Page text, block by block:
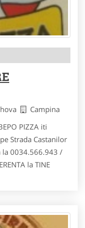
Campina
PIZZA iti
Strada Castanilor
la 0034.566.943 /
la TINE